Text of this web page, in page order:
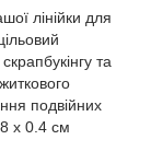
лінійки для
та
подвійних
x 0.4 см